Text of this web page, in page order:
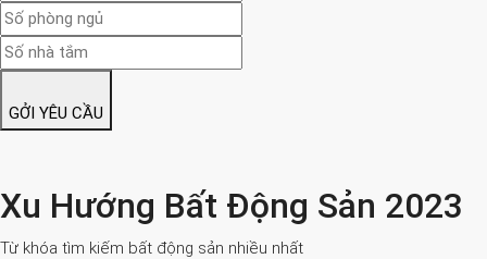
GỞI YÊU CẦU
Xu Hướng Bất Động Sản 2023
Từ khóa tìm kiếm bất động sản nhiều nhất